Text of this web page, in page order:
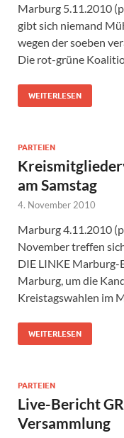
Marburg 5.11.2010
gibt sich niemand
wegen der soeben
Die rot-grüne
WEITERLESEN
PARTEIEN
am Samstag
4. November 2010
Marburg 4.11.2010
November treffen
DIE LINKE Marburg-
Marburg, um die
Kreistagswahlen im
WEITERLESEN
PARTEIEN
Live-Bericht
Versammlung